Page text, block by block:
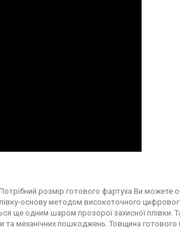
розмір готового фартуха Ви можете
основу методом високоточного
ще одним шаром прозорої захисної плівки.
та механічних пошкоджень. Товщина